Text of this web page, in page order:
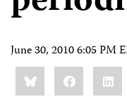
June 30, 2010 6:05 PM
Share
this:BlueskyFacebook